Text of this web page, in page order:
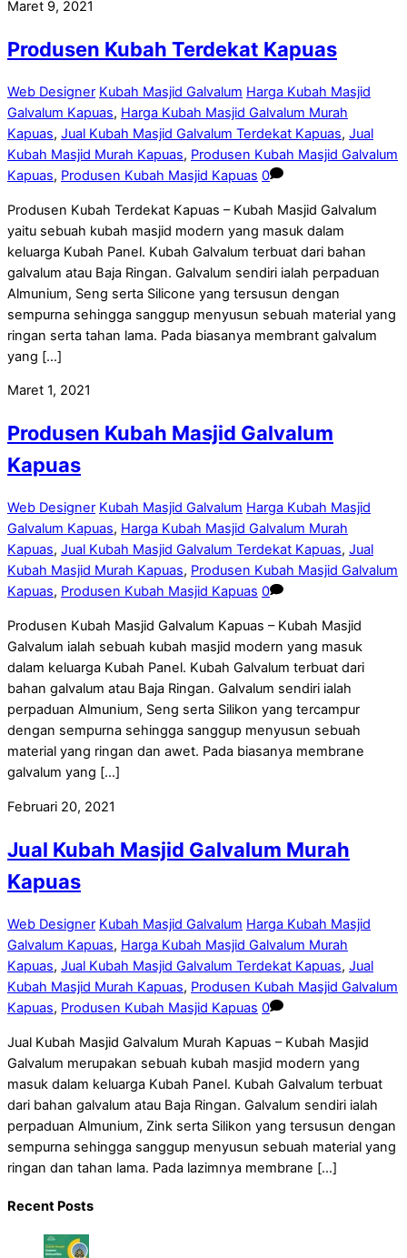
Maret 9, 2021
Produsen Kubah Terdekat Kapuas
Web Designer Kubah Masjid Galvalum Harga Kubah Masjid
Galvalum Kapuas, Harga Kubah Masjid Galvalum Murah
Kapuas, Jual Kubah Masjid Galvalum Terdekat Kapuas, Jual
Kubah Masjid Murah Kapuas, Produsen Kubah Masjid Galvalum
Kapuas, Produsen Kubah Masjid Kapuas 0
Produsen Kubah Terdekat Kapuas – Kubah Masjid Galvalum
yaitu sebuah kubah masjid modern yang masuk dalam
keluarga Kubah Panel. Kubah Galvalum terbuat dari bahan
galvalum atau Baja Ringan. Galvalum sendiri ialah perpaduan
Almunium, Seng serta Silicone yang tersusun dengan
sempurna sehingga sanggup menyusun sebuah material yang
ringan serta tahan lama. Pada biasanya membrant galvalum
yang […]
Maret 1, 2021
Produsen Kubah Masjid Galvalum
Kapuas
Web Designer Kubah Masjid Galvalum Harga Kubah Masjid
Galvalum Kapuas, Harga Kubah Masjid Galvalum Murah
Kapuas, Jual Kubah Masjid Galvalum Terdekat Kapuas, Jual
Kubah Masjid Murah Kapuas, Produsen Kubah Masjid Galvalum
Kapuas, Produsen Kubah Masjid Kapuas 0
Produsen Kubah Masjid Galvalum Kapuas – Kubah Masjid
Galvalum ialah sebuah kubah masjid modern yang masuk
dalam keluarga Kubah Panel. Kubah Galvalum terbuat dari
bahan galvalum atau Baja Ringan. Galvalum sendiri ialah
perpaduan Almunium, Seng serta Silikon yang tercampur
dengan sempurna sehingga sanggup menyusun sebuah
material yang ringan dan awet. Pada biasanya membrane
galvalum yang […]
Februari 20, 2021
Jual Kubah Masjid Galvalum Murah
Kapuas
Web Designer Kubah Masjid Galvalum Harga Kubah Masjid
Galvalum Kapuas, Harga Kubah Masjid Galvalum Murah
Kapuas, Jual Kubah Masjid Galvalum Terdekat Kapuas, Jual
Kubah Masjid Murah Kapuas, Produsen Kubah Masjid Galvalum
Kapuas, Produsen Kubah Masjid Kapuas 0
Jual Kubah Masjid Galvalum Murah Kapuas – Kubah Masjid
Galvalum merupakan sebuah kubah masjid modern yang
masuk dalam keluarga Kubah Panel. Kubah Galvalum terbuat
dari bahan galvalum atau Baja Ringan. Galvalum sendiri ialah
perpaduan Almunium, Zink serta Silikon yang tersusun dengan
sempurna sehingga sanggup menyusun sebuah material yang
ringan dan tahan lama. Pada lazimnya membrane […]
Recent Posts